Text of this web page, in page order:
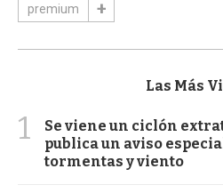
premium
Las Más
1
Se viene un ciclón
publica un aviso
tormentas y viento